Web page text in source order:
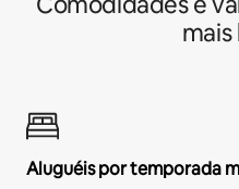
mais
Aluguéis por temporada